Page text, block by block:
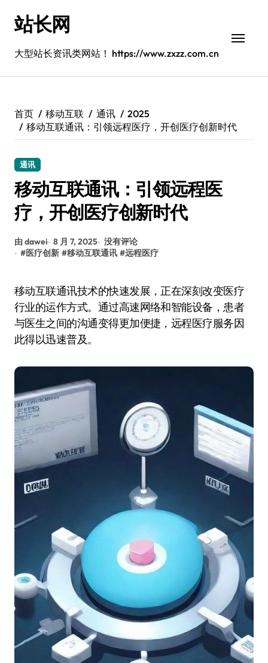
站长网
大型站长资讯类网站！ https://www.zxzz.com.cn
首页 移动互联 通讯
2025
移动互联通讯：引领远程医疗，开创医疗创新时代
通讯
移动互联通讯：引领远程医
疗，开创医疗创新时代
由 dawei 8 月 7, 2025 没有评论
#医疗创新 #移动互联通讯 #远程医疗
移动互联通讯技术的快速发展，正在深刻改变医疗
行业的运作方式。通过高速网络和智能设备，患者
与医生之间的沟通变得更加便捷，远程医疗服务因
此得以迅速普及。